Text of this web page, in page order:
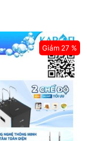
Giảm 27 %